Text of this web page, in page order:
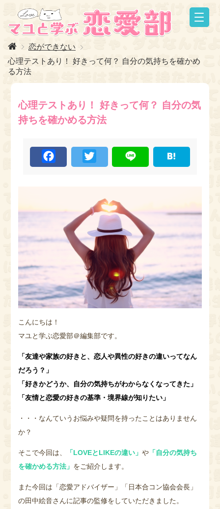
恋ができない
心理テストあり！ 好きって何？ 自分の気持ちを確かめ
る方法
心理テストあり！ 好きって何？ 自分の気
持ちを確かめる方法
F
a
c
i
r
n
t
こんにちは！
マユと学ぶ恋愛部＠編集部です。
「友達や家族の好きと、恋人や異性の好きの違いってなん
だろう？」
「好きかどうか、自分の気持ちがわからなくなってきた」
「友情と恋愛の好きの基準・境界線が知りたい」
・・・なんていうお悩みや疑問を持ったことはありません
か？
そこで今回は、 「LOVEとLIKEの違い」や 「自分の気持ち
を確かめる方法」 をご紹介します。
また今回は「恋愛アドバイザー」「日本合コン協会会長」
の田中絵音さんに記事の監修をしていただきました。